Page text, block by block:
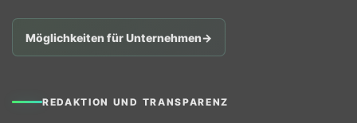
Möglichkeiten für Unternehmen→
REDAKTION UND TRANSPARENZ